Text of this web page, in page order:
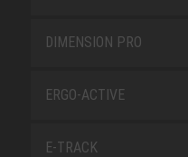
DIMENSION PRO
ERGO-ACTIVE
E-TRACK